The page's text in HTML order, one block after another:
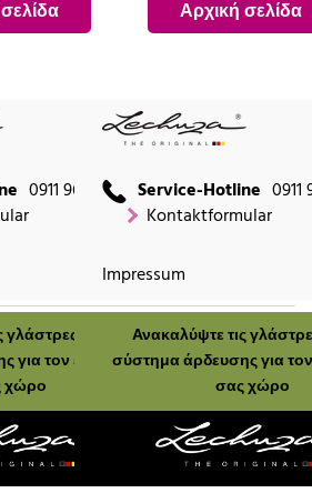
0911 9666 2660
Αρχική σελίδα
Service-Hotline 0911
Kontaktformular
Impressum
μας με
για τον εξωτερικό
χώρο
Ανακαλύψτε τις
σύστημα άρδευσης για
σας χώρο